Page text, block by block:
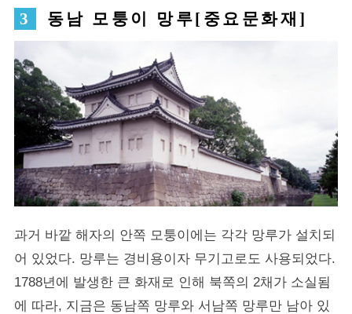
동남 모퉁이 망루[중요문화재]
과거 바깥 해자의 안쪽 모퉁이에는 각각 망루가 설치되
어 있었다. 망루는 경비용이자 무기고로도 사용되었다.
1788년에 발생한 큰 화재로 인해 북쪽의 2채가 소실됨
에 따라, 지금은 동남쪽 망루와 서남쪽 망루만 남아 있